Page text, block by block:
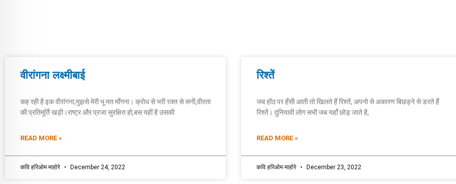
वीरांगना लक्ष्मीबाई
कह रही है इक वीरांगना,मुझसे मेरी भू मत माँगना। क्रोध से भरी रक्त से सनी,वीरता
की प्रतिमूर्ति खड़ी।राष्ट्र और प्रजा सुरक्षित हो,बस यहीं है उसकी
READ MORE »
कवि हरिओम माहोरे December 24, 2022
रिश्तें
जब होंठ पर हँसी आती तो खिलते हैं रिश्तें, अपनो से अकारण बिछड़ने से डरते हैं
रिश्तें। दुनियावी लोग सभी जब यहाँ छोड़ जाते है,
READ MORE »
कवि हरिओम माहोरे December 23, 2022